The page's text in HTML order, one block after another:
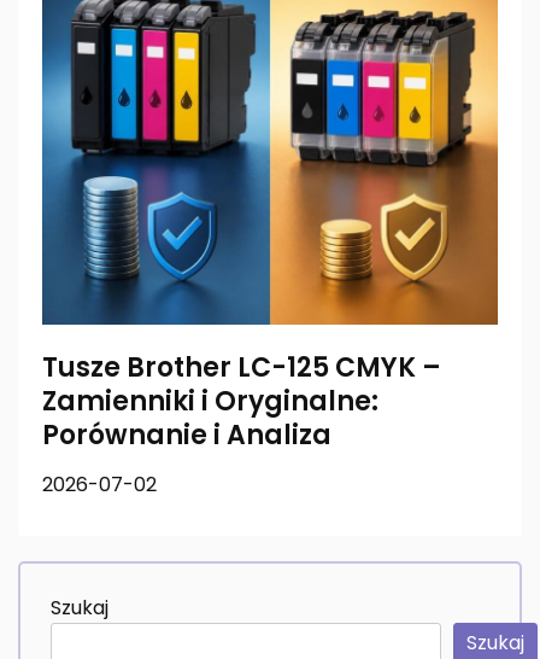
Tusze Brother LC-125 CMYK –
Zamienniki i Oryginalne:
Porównanie i Analiza
2026-07-02
Szukaj
Szukaj